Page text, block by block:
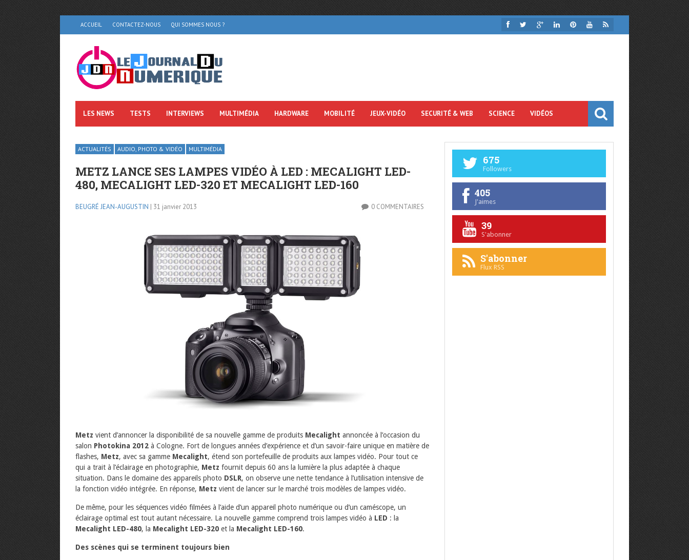
ACCUEIL CONTACTEZ-NOUS QUI SOMMES NOUS ?
LES NEWS TESTS INTERVIEWS MULTIMÉDIA HARDWARE MOBILITÉ JEUX-VIDÉO SECURITÉ & WEB SCIENCE VIDÉOS
ACTUALITÉS AUDIO, PHOTO & VIDÉO MULTIMÉDIA
METZ LANCE SES LAMPES VIDÉO À LED : MECALIGHT LED-
480, MECALIGHT LED-320 ET MECALIGHT LED-160
BEUGRÉ JEAN-AUGUSTIN | 31 janvier 2013 0 COMMENTAIRES
Metz vient d’annoncer la disponibilité de sa nouvelle gamme de produits Mecalight annoncée à l’occasion du
salon Photokina 2012 à Cologne. Fort de longues années d’expérience et d’un savoir-faire unique en matière de
flashes, Metz, avec sa gamme Mecalight, étend son portefeuille de produits aux lampes vidéo. Pour tout ce
qui a trait à l’éclairage en photographie, Metz fournit depuis 60 ans la lumière la plus adaptée à chaque
situation. Dans le domaine des appareils photo DSLR, on observe une nette tendance à l’utilisation intensive de
la fonction vidéo intégrée. En réponse, Metz vient de lancer sur le marché trois modèles de lampes vidéo.
De même, pour les séquences vidéo filmées à l’aide d’un appareil photo numérique ou d’un caméscope, un
éclairage optimal est tout autant nécessaire. La nouvelle gamme comprend trois lampes vidéo à LED : la
Mecalight LED-480, la Mecalight LED-320 et la Mecalight LED-160.
Des scènes qui se terminent toujours bien
675
Followers
405
J'aimes
39
S'abonner
S'abonner
Flux RSS